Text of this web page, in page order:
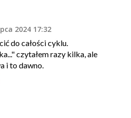
2024 17:32
do całości cyklu.
czytałem razy kilka, ale
i to dawno.